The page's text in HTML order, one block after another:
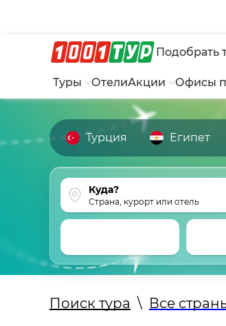
Подобрать
Туры ОтелиАкции Офисы
Турция Египет
Страна, курорт или отель
Поиск тура \ Все